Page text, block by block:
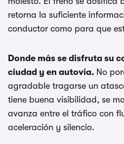
retorna la suficiente
conductor como para que
Donde más se disfruta su
ciudad y en autovía. No
agradable tragarse un
tiene buena visibilidad, se
avanza entre el tráfico con
aceleración y silencio.